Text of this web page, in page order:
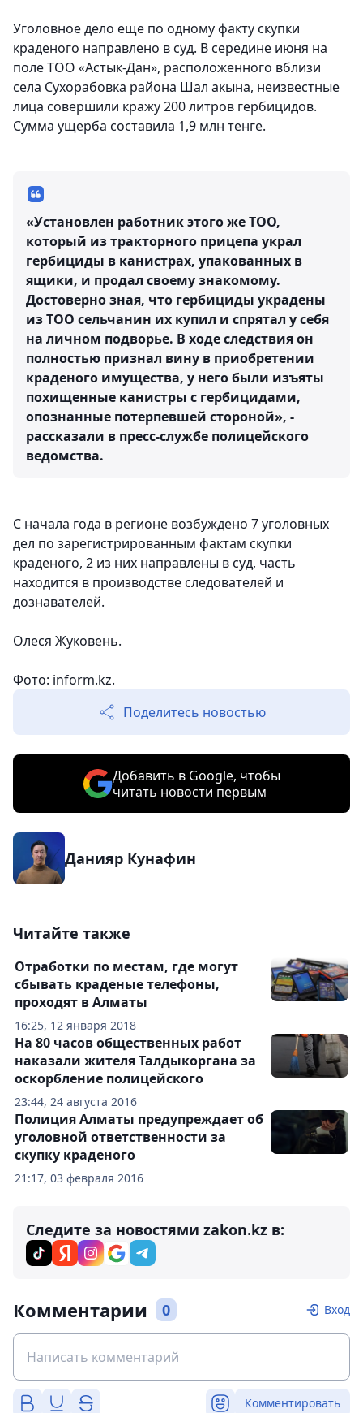
Уголовное дело еще по одному факту скупки
краденого направлено в суд. В середине июня на
поле ТОО «Астык-Дан», расположенного вблизи
села Сухорабовка района Шал акына, неизвестные
лица совершили кражу 200 литров гербицидов.
Сумма ущерба составила 1,9 млн тенге.
«Установлен работник этого же ТОО,
который из тракторного прицепа украл
гербициды в канистрах, упакованных в
ящики, и продал своему знакомому.
Достоверно зная, что гербициды украдены
из ТОО сельчанин их купил и спрятал у себя
на личном подворье. В ходе следствия он
полностью признал вину в приобретении
краденого имущества, у него были изъяты
похищенные канистры с гербицидами,
опознанные потерпевшей стороной», -
рассказали в пресс-службе полицейского
ведомства.
С начала года в регионе возбуждено 7 уголовных
дел по зарегистрированным фактам скупки
краденого, 2 из них направлены в суд, часть
находится в производстве следователей и
дознавателей.
Олеся Жуковень.
Фото: inform.kz.
Поделитесь новостью
Добавить в Google, чтобы
читать новости первым
Данияр Кунафин
Читайте также
16:25, 12 января 2018
Отработки по местам, где могут
сбывать краденые телефоны,
проходят в Алматы
23:44, 24 августа 2016
На 80 часов общественных работ
наказали жителя Талдыкоргана за
оскорбление полицейского
21:17, 03 февраля 2016
Полиция Алматы предупреждает об
уголовной ответственности за
скупку краденого
Следите за новостями zakon.kz в:
Комментарии 0 Вход
Комментировать